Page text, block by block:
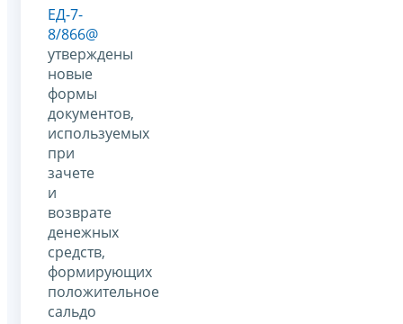
ЕД-7-
8/866@
утверждены
новые
формы
документов,
используемых
при
зачете
и
возврате
денежных
средств,
формирующих
положительное
сальдо